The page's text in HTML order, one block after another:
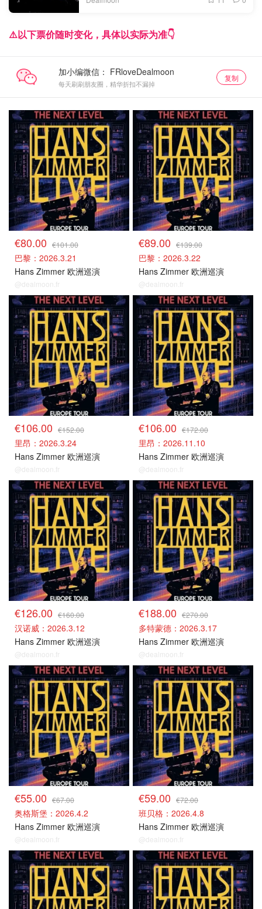
⚠️以下票价随时变化，具体以实际为准👇
加小编微信：
每天刷刷朋友圈，精华折扣不漏掉
复制
法国场捡漏
€80.00 €101.00
巴黎：2026.3.21
Hans Zimmer 欧洲巡演
@dealmoon.fr
法国场捡漏
€89.00 €139.00
巴黎：2026.3.22
Hans Zimmer 欧洲巡演
@dealmoon.fr
法国场捡漏
€106.00 €152.00
里昂：2026.3.24
Hans Zimmer 欧洲巡演
@dealmoon.fr
法国场捡漏
€106.00 €172.00
里昂：2026.11.10
Hans Zimmer 欧洲巡演
@dealmoon.fr
德国场捡漏
€126.00 €160.00
汉诺威：2026.3.12
Hans Zimmer 欧洲巡演
@dealmoon.fr
德国场捡漏
€188.00 €270.00
多特蒙德：2026.3.17
Hans Zimmer 欧洲巡演
@dealmoon.fr
德国场捡漏
€55.00 €67.00
奥格斯堡：2026.4.2
Hans Zimmer 欧洲巡演
@dealmoon.fr
德国场捡漏
€59.00 €72.00
班贝格：2026.4.8
Hans Zimmer 欧洲巡演
@dealmoon.fr
德国场捡漏 德国场捡漏